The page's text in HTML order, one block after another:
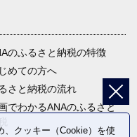
のふるさと納税の特徴
めての方へ
さと納税の流れ
でわかるANAのふるさと
、クッキー（Cookie）を使